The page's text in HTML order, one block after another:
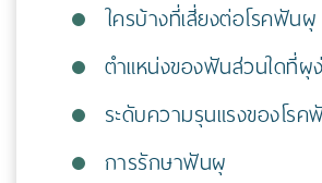
ใครบ้างที่เสี่ยงต่อโรคฟันผุ
ตำแหน่งของฟันส่วนใดที่ผุ
ระดับความรุนแรงของโร
การรักษาฟันผุ